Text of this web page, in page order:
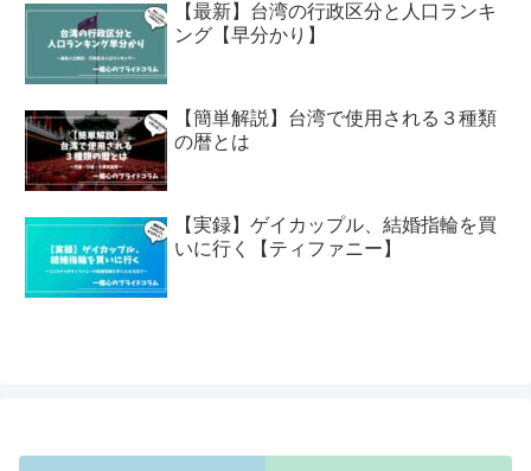
【最新】台湾の行政区分と人口ランキ
ング【早分かり】
【簡単解説】台湾で使用される３種類
の暦とは
【実録】ゲイカップル、結婚指輪を買
いに行く【ティファニー】